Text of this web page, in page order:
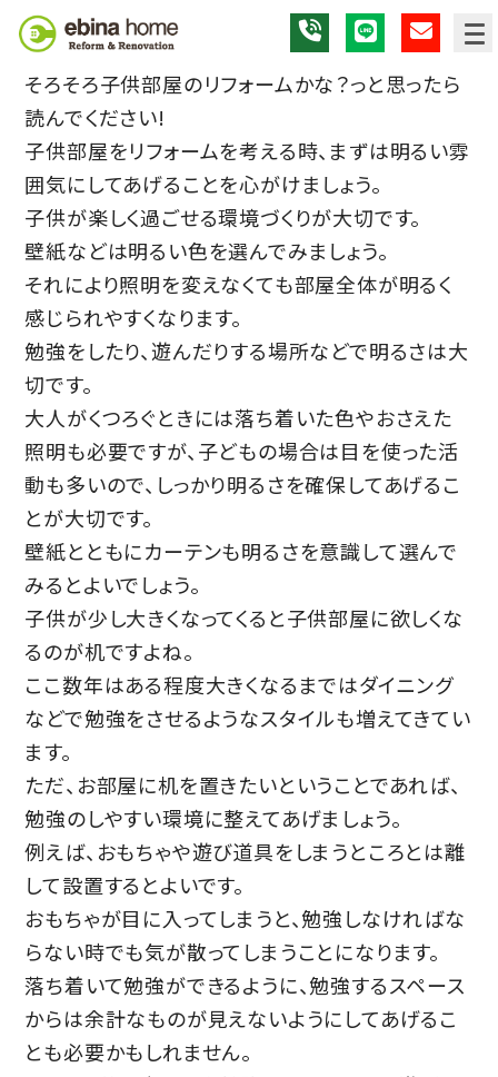
そろそろ子供部屋のリフォームかな？っと思ったら
読んでください!
子供部屋をリフォームを考える時、まずは明るい雰
囲気にしてあげることを心がけましょう。
子供が楽しく過ごせる環境づくりが大切です。
壁紙などは明るい色を選んでみましょう。
それにより照明を変えなくても部屋全体が明るく
感じられやすくなります。
勉強をしたり、遊んだりする場所などで明るさは大
切です。
大人がくつろぐときには落ち着いた色やおさえた
照明も必要ですが、子どもの場合は目を使った活
動も多いので、しっかり明るさを確保してあげるこ
とが大切です。
壁紙とともにカーテンも明るさを意識して選んで
みるとよいでしょう。
子供が少し大きくなってくると子供部屋に欲しくな
るのが机ですよね。
ここ数年はある程度大きくなるまではダイニング
などで勉強をさせるようなスタイルも増えてきてい
ます。
ただ、お部屋に机を置きたいということであれば、
勉強のしやすい環境に整えてあげましょう。
例えば、おもちゃや遊び道具をしまうところとは離
して設置するとよいです。
おもちゃが目に入ってしまうと、勉強しなければな
らない時でも気が散ってしまうことになります。
落ち着いて勉強ができるように、勉強するスペース
からは余計なものが見えないようにしてあげるこ
とも必要かもしれません。